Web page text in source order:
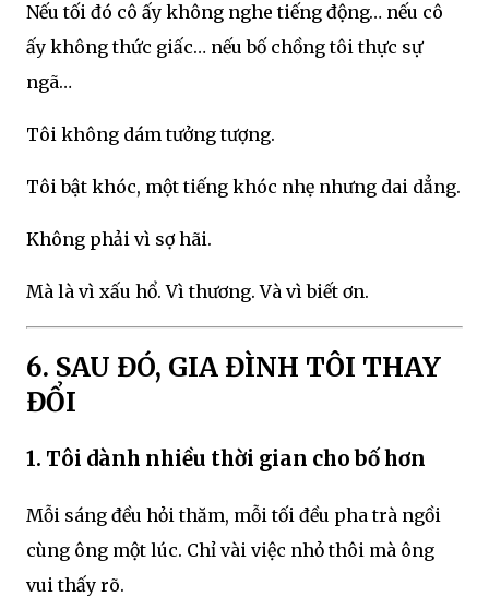
Nếu tối đó cô ấy không nghe tiếng động… nếu cô
ấy không thức giấc… nếu bố chồng tôi thực sự
ngã…
Tôi không dám tưởng tượng.
Tôi bật khóc, một tiếng khóc nhẹ nhưng dai dẳng.
Không phải vì sợ hãi.
Mà là vì xấu hổ. Vì thương. Và vì biết ơn.
6. SAU ĐÓ, GIA ĐÌNH TÔI THAY
ĐỔI
1. Tôi dành nhiều thời gian cho bố hơn
Mỗi sáng đều hỏi thăm, mỗi tối đều pha trà ngồi
cùng ông một lúc. Chỉ vài việc nhỏ thôi mà ông
vui thấy rõ.